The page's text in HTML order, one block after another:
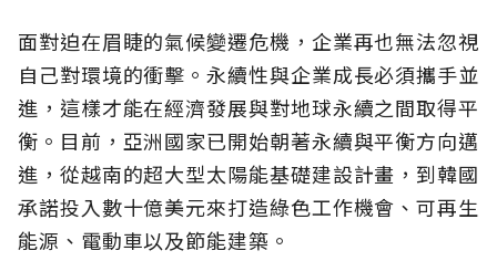
面對迫在眉睫的氣候變遷危機，企業再也無法忽視
自己對環境的衝擊。永續性與企業成長必須攜手並
進，這樣才能在經濟發展與對地球永續之間取得平
衡。目前，亞洲國家已開始朝著永續與平衡方向邁
進，從越南的超大型太陽能基礎建設計畫，到韓國
承諾投入數十億美元來打造綠色工作機會、可再生
能源、電動車以及節能建築。